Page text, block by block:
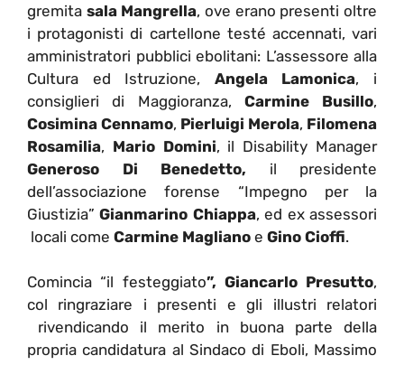
gremita sala Mangrella, ove erano presenti oltre
i protagonisti di cartellone testé accennati, vari
amministratori pubblici ebolitani: L’assessore alla
Cultura ed Istruzione, Angela Lamonica, i
consiglieri di Maggioranza, Carmine Busillo,
Cosimina Cennamo, Pierluigi Merola, Filomena
Rosamilia, Mario Domini, il Disability Manager
Generoso Di Benedetto, il presidente
dell’associazione forense “Impegno per la
Giustizia”Gianmarino Chiappa, ed ex assessori
locali come Carmine Magliano e Gino Cioffi.
Comincia “il festeggiato”, Giancarlo Presutto,
col ringraziare i presenti e gli illustri relatori
rivendicando il merito in buona parte della
propria candidatura al Sindaco di Eboli, Massimo